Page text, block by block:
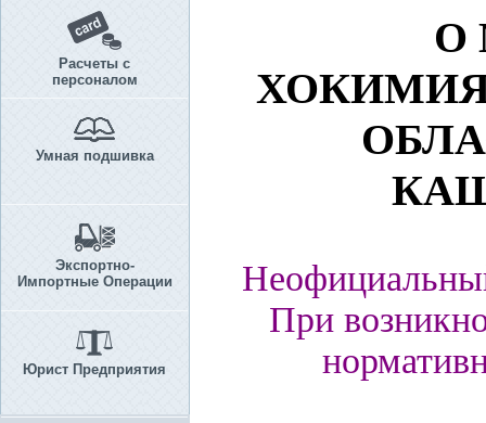
Расчеты с
персоналом
Умная подшивка
Экспортно-
Импортные Операции
Юрист Предприятия
О
При